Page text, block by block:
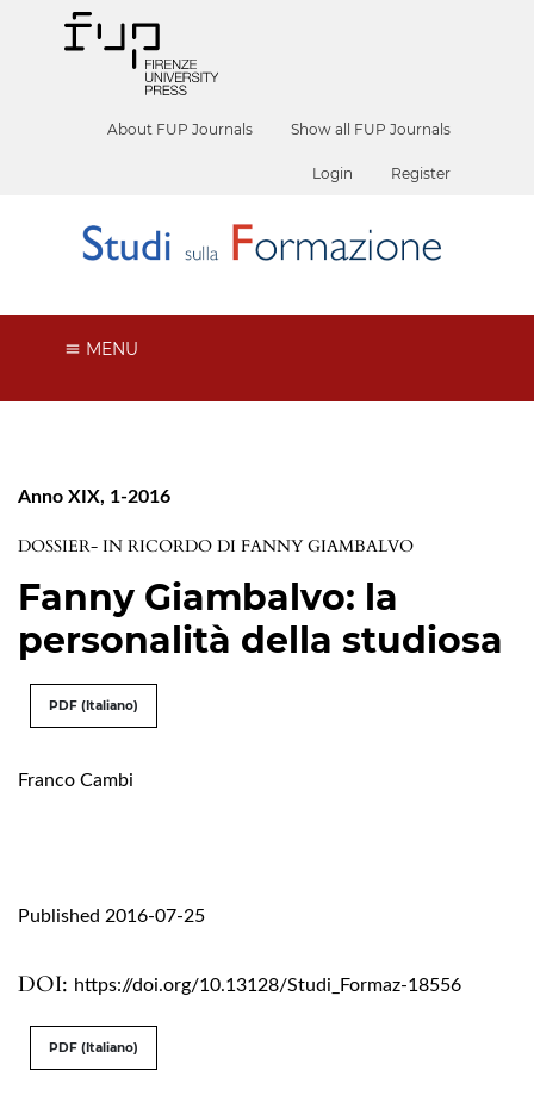
About FUP Journals Show all FUP Journals
Login Register
MENU
Anno XIX, 1-2016
DOSSIER- IN RICORDO DI FANNY GIAMBALVO
Fanny Giambalvo: la
personalità della studiosa
PDF (Italiano)
Franco Cambi
DOI: https://doi.org/10.13128/Studi_Formaz-18556
Published 2016-07-25
PDF (Italiano)